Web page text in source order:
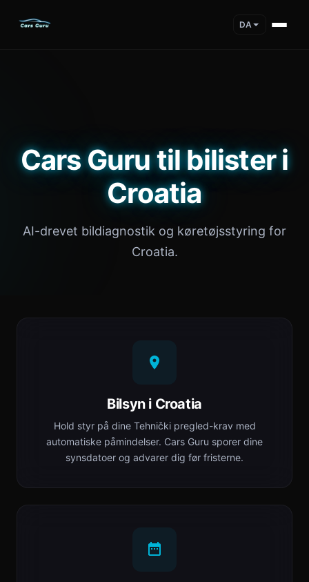
DA
Cars Guru til bilister i
Croatia
AI-drevet bildiagnostik og køretøjsstyring for
Croatia.
Bilsyn i Croatia
Hold styr på dine Tehnički pregled-krav med
automatiske påmindelser. Cars Guru sporer dine
synsdatoer og advarer dig før fristerne.